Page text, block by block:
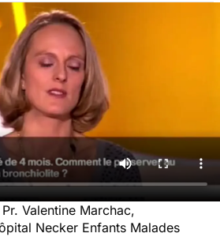
Valentine Marchac,
Necker Enfants Malades